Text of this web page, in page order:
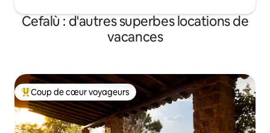
Cefalù : d'autres superbes locations de
vacances
Coups de cœur voyageurs les plus appréciés
Coup de cœur voyageurs